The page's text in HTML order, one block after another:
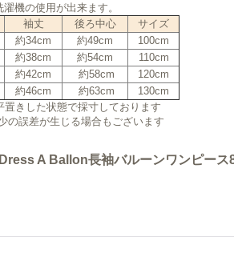
濯機の使用が出来ます。
袖丈 後ろ中心
サイズ
約34cm 約49cm
100cm
約38cm 約54cm
110cm
約42cm 約58cm
120cm
約46cm 約63cm
130cm
置きした状態で採寸しております
の誤差が生じる場合もございます
A Ballon長袖バルーンワンピース